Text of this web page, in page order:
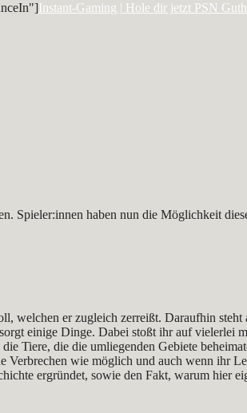
Instant-Gaming | Hole dir jetzt PSN
Spieler:innen haben nun die Möglichkeit
welchen er zugleich zerreißt. Daraufhin steht
einige Dinge. Dabei stoßt ihr auf vielerlei
Tiere, die die umliegenden Gebiete
wie möglich und auch wenn ihr
ergründet, sowie den Fakt, warum hier